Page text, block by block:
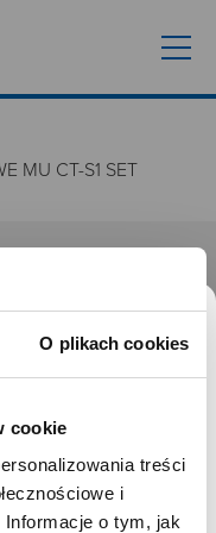
O plikach cookies
cookie
treści
i
o tym, jak
MU CT-S1 SET